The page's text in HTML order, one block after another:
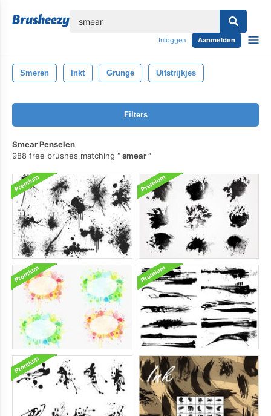
Inloggen Aanmelden
Smeren Inkt Grunge Uitstrijkjes
Filters
Smear Penselen
988 free brushes matching
smear